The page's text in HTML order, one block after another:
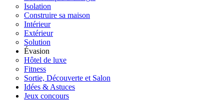
Isolation
Construire sa maison
Intérieur
Extérieur
Solution
Évasion
Hôtel de luxe
Fitness
Sortie, Découverte et Salon
Idées & Astuces
Jeux concours